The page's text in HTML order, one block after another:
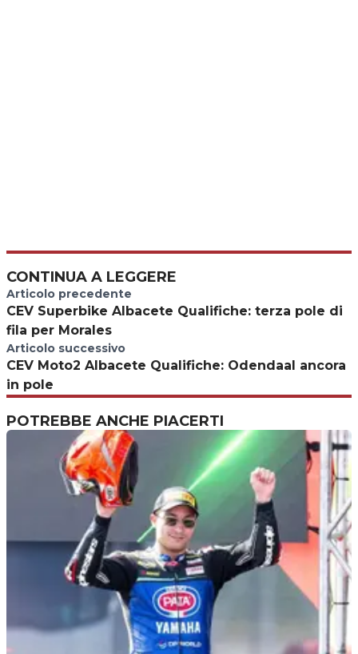
CONTINUA A LEGGERE
Articolo precedente
CEV Superbike Albacete Qualifiche: terza pole di
fila per Morales
Articolo successivo
CEV Moto2 Albacete Qualifiche: Odendaal ancora
in pole
POTREBBE ANCHE PIACERTI